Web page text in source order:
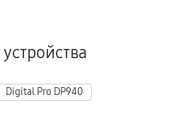
Digital Pro DP940